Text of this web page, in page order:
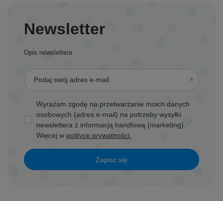
Newsletter
Opis newslettera
Podaj swój adres e-mail
Wyrażam zgodę na przetwarzanie moich danych
osobowych (adres e-mail) na potrzeby wysyłki
newslettera z informacją handlową (marketing).
Więcej w polityce prywatności.
Zapisz się